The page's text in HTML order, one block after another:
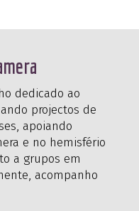
dedicado ao
projectos de
apoiando
e no hemisfério
a grupos em
acompanho